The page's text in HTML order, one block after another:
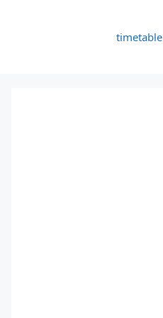
timetable